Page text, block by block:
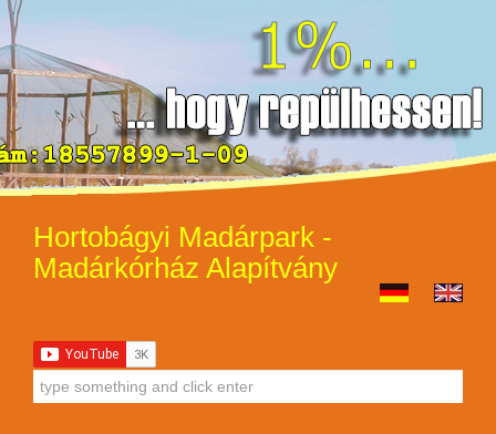
Hortobágyi Madárpark -
Madárkórház Alapítvány